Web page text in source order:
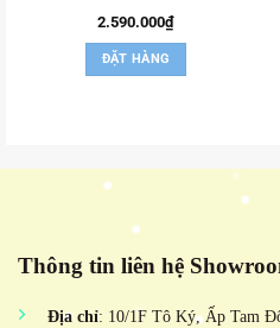
2.590.000₫
ĐẶT HÀNG
Thông tin liên hệ
Địa chỉ: 10/1F Tô Ký, Ấp Tam